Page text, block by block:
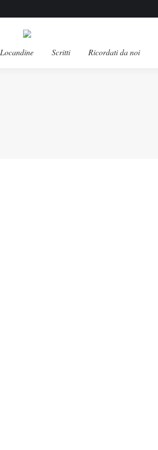
Locandine Scritti Ricordati da noi